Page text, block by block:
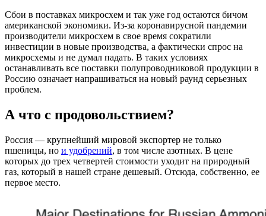
Сбои в поставках микросхем и так уже год остаются бичом
американской экономики. Из-за коронавирусной пандемии
производители микросхем в свое время сократили
инвестиции в новые производства, а фактически спрос на
микросхемы и не думал падать. В таких условиях
останавливать все поставки полупроводниковой продукции в
Россию означает напрашиваться на новый раунд серьезных
проблем.
А что с продовольствием?
Россия — крупнейший мировой экспортер не только
пшеницы, но и удобрений, в том числе азотных. В цене
которых до трех четвертей стоимости уходит на природный
газ, который в нашей стране дешевый. Отсюда, собственно, ее
первое место.